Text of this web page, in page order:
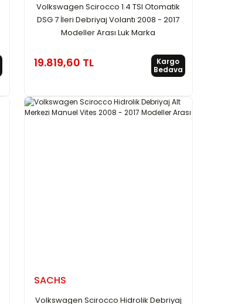
Volkswagen Scirocco 1.4 TSI Otomatik
DSG 7 İleri Debriyaj Volantı 2008 - 2017
Modeller Arası Luk Marka
19.819,60 TL
Kargo
Bedava
SACHS
Volkswagen Scirocco Hidrolik Debriyaj